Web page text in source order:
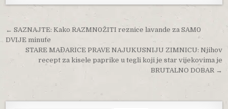
Post navigation
← SAZNAJTE: Kako RAZMN0ŽITI reznice lavande za SAM0
DVIJE minute
STARE MAĐARICE PRAVE NAJUKUSNIJU ZIMNICU: Njihov
recept za kisele paprike u tegli koji je star vijekovima je
BRUTALNO DOBAR →